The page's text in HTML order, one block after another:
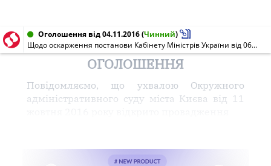
Оголошення від 04.11.2016(Чинний)
Щодо оскарження постанови Кабінету Міністрів України від 06 квітня 2016 року N 277 "Про внесення змін до порядків, затверджених постановами Кабінету Міністрів України від 30 травня 2011 р. N 594 і 615, та визнання такими, що втратили чинність, деяких постанов Кабінету Міністрів України"
ОГОЛОШЕННЯ
Повідомляємо, що ухвалою Окружного
адміністративного суду міста Києва від 11